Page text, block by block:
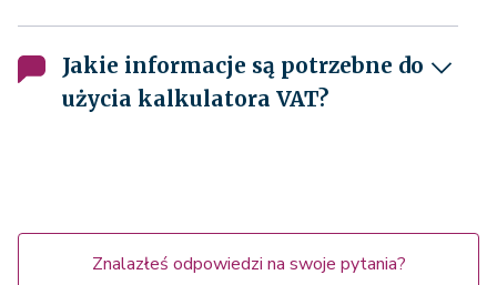
Jakie informacje są potrzebne do
użycia kalkulatora VAT?
Znalazłeś odpowiedzi na swoje pytania?